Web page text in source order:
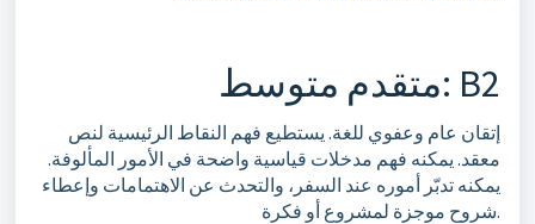
متقدم متوسط: B2
إتقان عام وعفوي للغة. يستطيع فهم النقاط الرئيسية لنص
معقد. يمكنه فهم مدخلات قياسية واضحة في الأمور المألوفة.
يمكنه تدبّر أموره عند السفر، والتحدث عن الاهتمامات وإعطاء
شروح موجزة لمشروع أو فكرة.